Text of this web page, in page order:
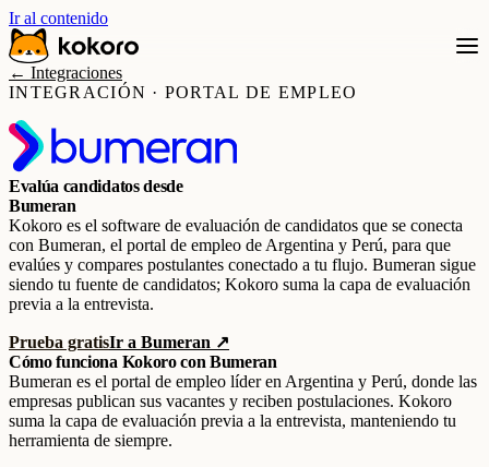
Ir al contenido
← Integraciones
INTEGRACIÓN · PORTAL DE EMPLEO
Evalúa candidatos desde
Bumeran
Kokoro es el software de evaluación de candidatos que se conecta
con Bumeran, el portal de empleo de Argentina y Perú, para que
evalúes y compares postulantes conectado a tu flujo. Bumeran sigue
siendo tu fuente de candidatos; Kokoro suma la capa de evaluación
previa a la entrevista.
Prueba gratisIr a Bumeran ↗
Cómo funciona Kokoro con Bumeran
Bumeran es el portal de empleo líder en Argentina y Perú, donde las
empresas publican sus vacantes y reciben postulaciones. Kokoro
suma la capa de evaluación previa a la entrevista, manteniendo tu
herramienta de siempre.